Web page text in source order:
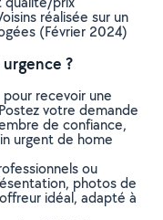
réalisée sur un
(Février 2024)
?
recevoir une
votre demande
de confiance,
urgent de home
ou
photos de
idéal, adapté à